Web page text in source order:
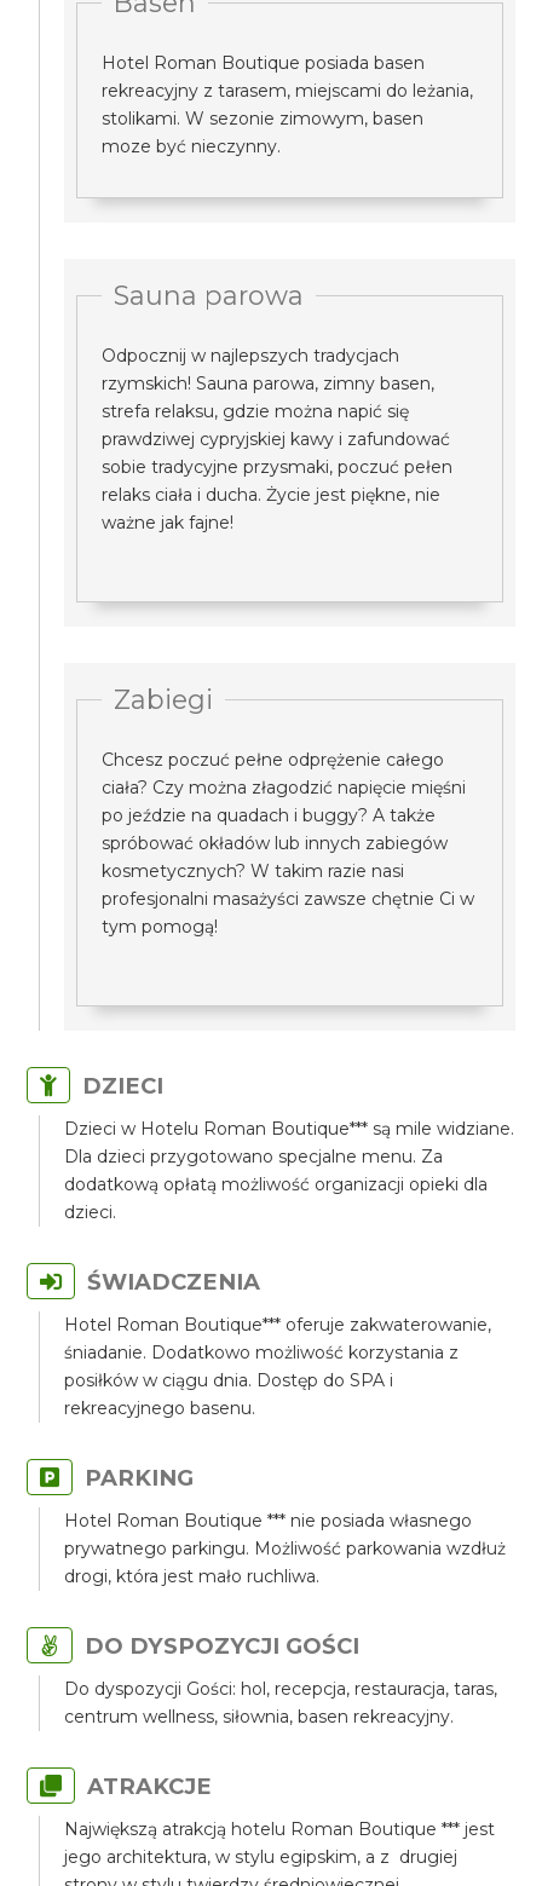
Hotel Roman Boutique posiada basen
rekreacyjny z tarasem, miejscami do leżania,
stolikami. W sezonie zimowym, basen
moze być nieczynny.
Sauna parowa
Odpocznij w najlepszych tradycjach
rzymskich! Sauna parowa, zimny basen,
strefa relaksu, gdzie można napić się
prawdziwej cypryjskiej kawy i zafundować
sobie tradycyjne przysmaki, poczuć pełen
relaks ciała i ducha. Życie jest piękne, nie
ważne jak fajne!
Zabiegi
Chcesz poczuć pełne odprężenie całego
ciała? Czy można złagodzić napięcie mięśni
po jeździe na quadach i buggy? A także
spróbować okładów lub innych zabiegów
kosmetycznych? W takim razie nasi
profesjonalni masażyści zawsze chętnie Ci w
tym pomogą!
DZIECI
Dzieci w Hotelu Roman Boutique*** są mile widziane.
Dla dzieci przygotowano specjalne menu. Za
dodatkową opłatą możliwość organizacji opieki dla
dzieci.
ŚWIADCZENIA
Hotel Roman Boutique*** oferuje zakwaterowanie,
śniadanie. Dodatkowo możliwość korzystania z
posiłków w ciągu dnia. Dostęp do SPA i
rekreacyjnego basenu.
PARKING
Hotel Roman Boutique *** nie posiada własnego
prywatnego parkingu. Możliwość parkowania wzdłuż
drogi, która jest mało ruchliwa.
DO DYSPOZYCJI GOŚCI
Do dyspozycji Gości: hol, recepcja, restauracja, taras,
centrum wellness, siłownia, basen rekreacyjny.
ATRAKCJE
Największą atrakcją hotelu Roman Boutique *** jest
jego architektura, w stylu egipskim, a z drugiej